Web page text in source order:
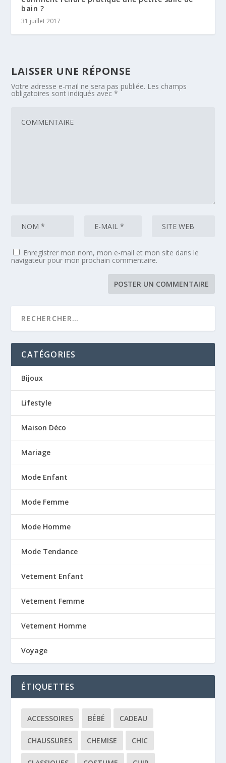
bain ?
31 juillet 2017
LAISSER UNE RÉPONSE
Votre adresse e-mail ne sera pas publiée. Les champs
obligatoires sont indiqués avec*
Enregistrer mon nom, mon e-mail et mon site dans le
navigateur pour mon prochain commentaire.
CATÉGORIES
Bijoux
Lifestyle
Maison Déco
Mariage
Mode Enfant
Mode Femme
Mode Homme
Mode Tendance
Vetement Enfant
Vetement Femme
Vetement Homme
Voyage
ÉTIQUETTES
ACCESSOIRES BÉBÉ CADEAU
CHAUSSURES CHEMISE CHIC